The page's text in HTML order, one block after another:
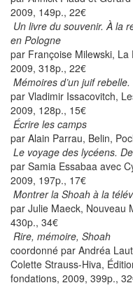
2009, 149p., 22€
Un livre du souvenir. À la
en Pologne
par Françoise Milewski,
2009, 318p., 22€
Mémoires d’un juif
par Vladimir Issacovitch,
2009, 128p., 15€
Écrire les camps
par Alain Parrau, Belin,
Le voyage des lycéens.
par Samia Essabaa avec
2009, 197p., 17€
Montrer la Shoah à la
par Julie Maeck, Nouveau
430p., 34€
Rire, mémoire, Shoah
coordonné par Andréa
Colette Strauss-Hiva,
fondations, 2009, 399p.,